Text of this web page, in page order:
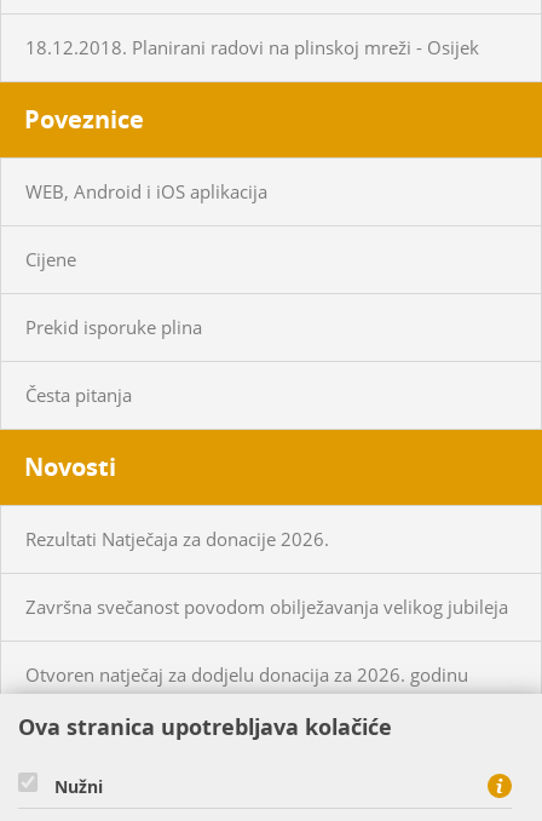
18.12.2018. Planirani radovi na plinskoj mreži - Osijek
Poveznice
WEB, Android i iOS aplikacija
Cijene
Prekid isporuke plina
Česta pitanja
Novosti
Rezultati Natječaja za donacije 2026.
Završna svečanost povodom obilježavanja velikog jubileja
Otvoren natječaj za dodjelu donacija za 2026. godinu
KUPCI
CIJENE PLINA I USLUGA
Ova stranica upotrebljava kolačiće
Nužni